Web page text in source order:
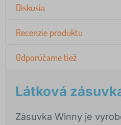
Diskusia
Recenzie produktu
Odporúčame tiež
Látková
Zásuvka Winny je